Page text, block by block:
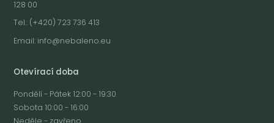
128 00
Tel.: (+420) 723 736 413
Email: info@nebaleno.eu
Otevírací doba
Pondělí - Pátek 12:00 - 19:30
Sobota 10:00 - 16:00
Neděle - zavřeno